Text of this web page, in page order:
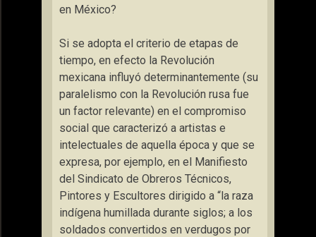
en México?
Si se adopta el criterio de etapas de
tiempo, en efecto la Revolución
mexicana influyó determinantemente (su
paralelismo con la Revolución rusa fue
un factor relevante) en el compromiso
social que caracterizó a artistas e
intelectuales de aquella época y que se
expresa, por ejemplo, en el Manifiesto
del Sindicato de Obreros Técnicos,
Pintores y Escultores dirigido a “la raza
indígena humillada durante siglos; a los
soldados convertidos en verdugos por